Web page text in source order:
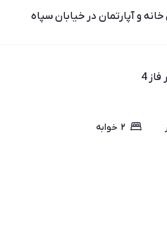
و آپارتمان در خیابان سپاه
۲ خوابه